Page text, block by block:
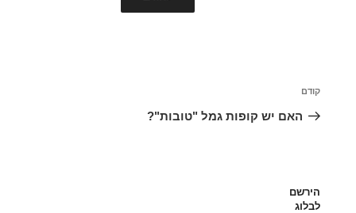
הפוסט
הקודם
קודם
האם יש קופות גמל "טובות"?
הירשם
לבלוג